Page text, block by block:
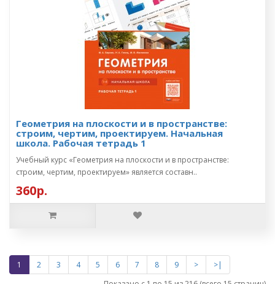
Геометрия на плоскости и в пространстве:
строим, чертим, проектируем. Начальная
школа. Рабочая тетрадь 1
Учебный курс «Геометрия на плоскости и в пространстве:
строим, чертим, проектируем» является составн..
360р.
1 2 3 4 5 6 7 8 9 >
>|